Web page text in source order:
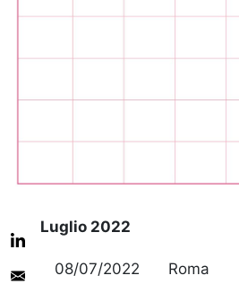
Luglio 2022
08/07/2022 Roma